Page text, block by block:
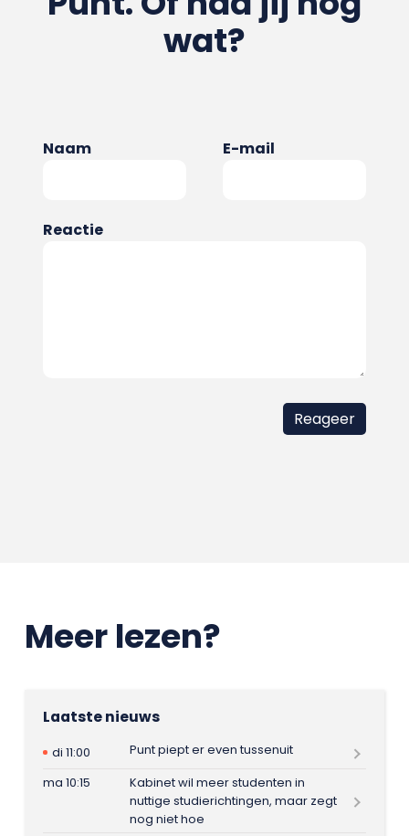
wat?
Naam E-mail
Reactie
Meer lezen?
Laatste nieuws
di 11:00
Punt piept er even tussenuit
ma 10:15
Kabinet wil meer studenten in
nuttige studierichtingen, maar zegt
nog niet hoe